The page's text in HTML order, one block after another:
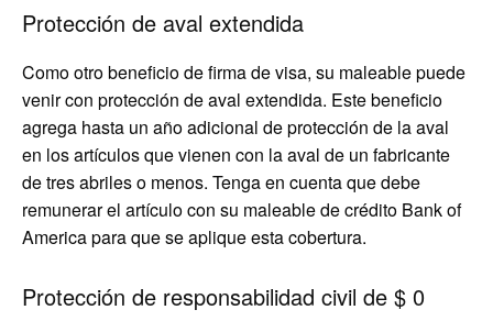
Protección de aval extendida
Como otro beneficio de firma de visa, su maleable puede
venir con protección de aval extendida. Este beneficio
agrega hasta un año adicional de protección de la aval
en los artículos que vienen con la aval de un fabricante
de tres abriles o menos. Tenga en cuenta que debe
remunerar el artículo con su maleable de crédito Bank of
America para que se aplique esta cobertura.
Protección de responsabilidad civil de $ 0